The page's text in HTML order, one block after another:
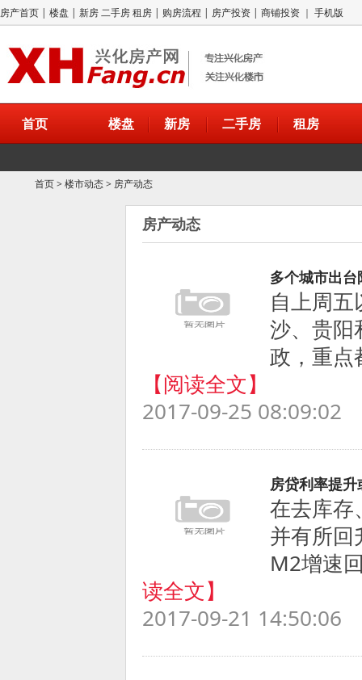
房产首页 | 楼盘 | 新房二手房租房 | 购房流程 | 房产投资 | 商铺投资 ｜ 手机版
首页 楼盘 新房 二手房 租房
首页> 楼市动态> 房产动态
房产动态
多个城市出台
自上周
沙、贵阳
政，重点
【阅读全文】
2017-09-25 08:09:02
房贷利率提
在去库存
并有所回
M2增速
读全文】
2017-09-21 14:50:06